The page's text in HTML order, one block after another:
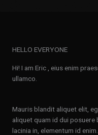
HELLO EVERYONE
Hi! I am Eric , eius enim
ullamco.
Mauris blandit aliquet elit,
aliquet quam id dui
lacinia in, elementum id